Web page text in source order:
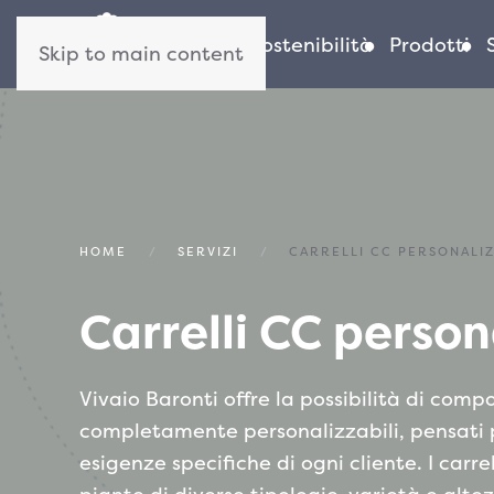
Skip to main content
Azienda Sostenibilità Prodotti
HOME SERVIZI CARRELLI CC
Carrelli CC
Vivaio Baronti offre la possibilità di
completamente personalizzabili, pensati
esigenze specifiche di ogni cliente. I
nostri clienti possono ottimizzare le
necessità stagionali, alla tipologia di
della propria clientela. Ogni carrello è